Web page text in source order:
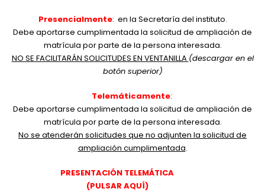
Presencialmente: en la Secretaría del instituto.
Debe aportarse cumplimentada la solicitud de ampliación de
matrícula por parte de la persona interesada.
NO SE FACILITARÁN SOLICITUDES EN VENTANILLA (descargar en el
botón superior)
Telemáticamente:
Debe aportarse cumplimentada la solicitud de ampliación de
matrícula por parte de la persona interesada.
No se atenderán solicitudes que no adjunten la solicitud de
ampliación cumplimentada.
PRESENTACIÓN TELEMÁTICA
(PULSAR AQUÍ)